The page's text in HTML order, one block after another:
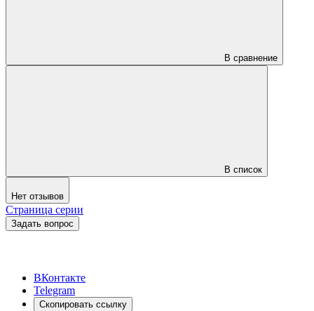
В сравнение
В список
Нет отзывов
Страница серии
Задать вопрос
ВКонтакте
Telegram
Скопировать ссылку